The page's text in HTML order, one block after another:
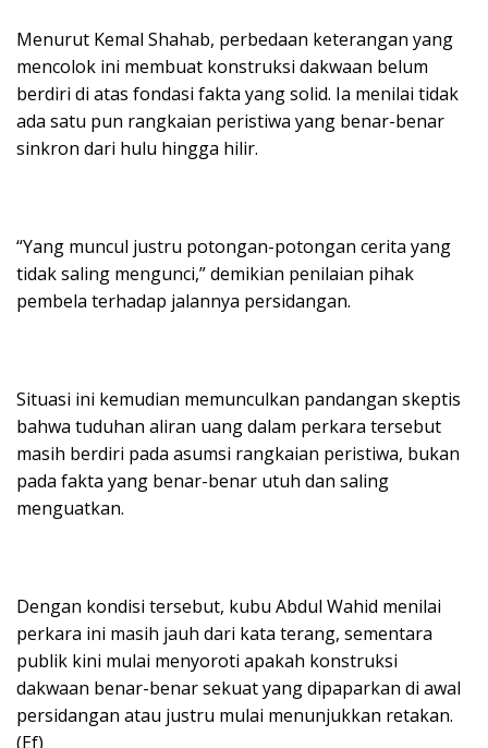
Menurut Kemal Shahab, perbedaan keterangan yang
mencolok ini membuat konstruksi dakwaan belum
berdiri di atas fondasi fakta yang solid. Ia menilai tidak
ada satu pun rangkaian peristiwa yang benar-benar
sinkron dari hulu hingga hilir.
“Yang muncul justru potongan-potongan cerita yang
tidak saling mengunci,” demikian penilaian pihak
pembela terhadap jalannya persidangan.
Situasi ini kemudian memunculkan pandangan skeptis
bahwa tuduhan aliran uang dalam perkara tersebut
masih berdiri pada asumsi rangkaian peristiwa, bukan
pada fakta yang benar-benar utuh dan saling
menguatkan.
Dengan kondisi tersebut, kubu Abdul Wahid menilai
perkara ini masih jauh dari kata terang, sementara
publik kini mulai menyoroti apakah konstruksi
dakwaan benar-benar sekuat yang dipaparkan di awal
persidangan atau justru mulai menunjukkan retakan.
(Ef)